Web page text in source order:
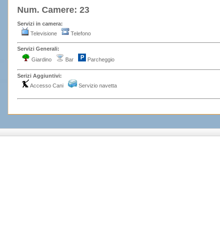
Num. Camere: 23
Servizi in camera:
Televisione
Telefono
Servizi Generali:
Giardino
Bar Parcheggio
Serizi Aggiuntivi:
Accesso Cani
Servizio navetta